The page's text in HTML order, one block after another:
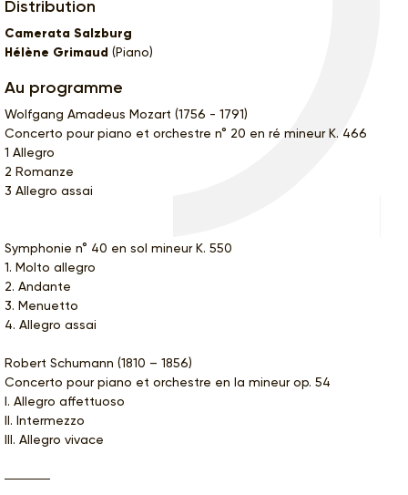
Distribution
Camerata Salzburg
Hélène Grimaud (Piano)
Au programme
Wolfgang Amadeus Mozart (1756 - 1791)
Concerto pour piano et orchestre n° 20 en ré mineur K. 466
1 Allegro
2 Romanze
3 Allegro assai
Symphonie n° 40 en sol mineur K. 550
1. Molto allegro
2. Andante
3. Menuetto
4. Allegro assai
Robert Schumann (1810 – 1856)
Concerto pour piano et orchestre en la mineur op. 54
I. Allegro affettuoso
II. Intermezzo
III. Allegro vivace